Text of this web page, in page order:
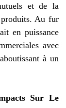
et de la
produits. Au fur
en puissance
avec
à un
Sur Le